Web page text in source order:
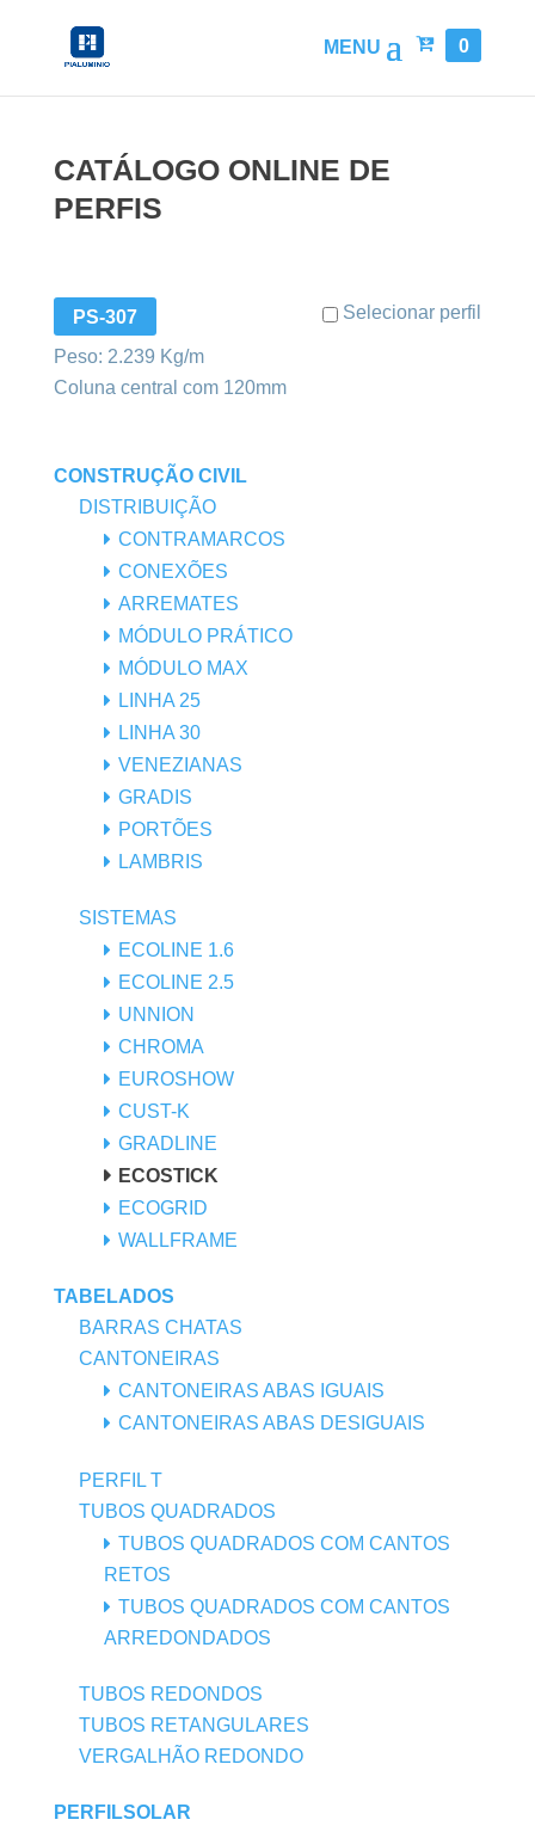
0
CATÁLOGO ONLINE DE
PERFIS
PS-307 Selecionar perfil
Peso: 2.239 Kg/m
Coluna central com 120mm
CONSTRUÇÃO CIVIL
DISTRIBUIÇÃO
CONTRAMARCOS
CONEXÕES
ARREMATES
MÓDULO PRÁTICO
MÓDULO MAX
LINHA 25
LINHA 30
VENEZIANAS
GRADIS
PORTÕES
LAMBRIS
SISTEMAS
ECOLINE 1.6
ECOLINE 2.5
UNNION
CHROMA
EUROSHOW
CUST-K
GRADLINE
ECOSTICK
ECOGRID
WALLFRAME
TABELADOS
BARRAS CHATAS
CANTONEIRAS
CANTONEIRAS ABAS IGUAIS
CANTONEIRAS ABAS DESIGUAIS
PERFIL T
TUBOS QUADRADOS
TUBOS QUADRADOS COM CANTOS
RETOS
TUBOS QUADRADOS COM CANTOS
ARREDONDADOS
TUBOS REDONDOS
TUBOS RETANGULARES
VERGALHÃO REDONDO
PERFILSOLAR